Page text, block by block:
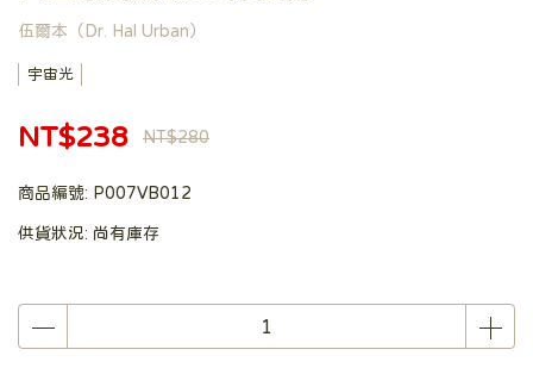
伍爾本（Dr. Hal Urban）
宇宙光
NT$238 NT$280
商品編號: P007VB012
供貨狀況: 尚有庫存